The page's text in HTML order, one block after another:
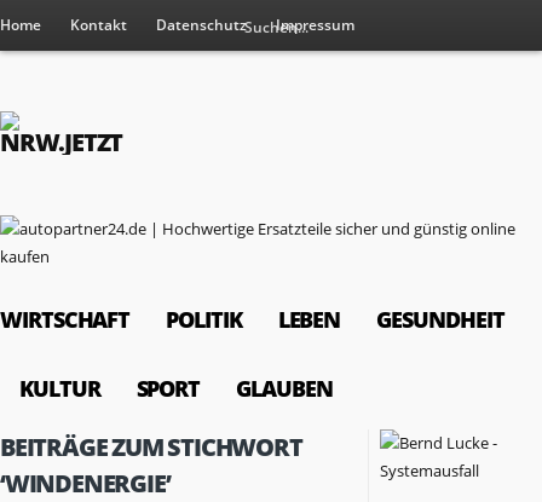
Home Kontakt Datenschutz Impressum
WIRTSCHAFT POLITIK LEBEN GESUNDHEIT
KULTUR SPORT GLAUBEN
BEITRÄGE ZUM STICHWORT
‘WINDENERGIE’